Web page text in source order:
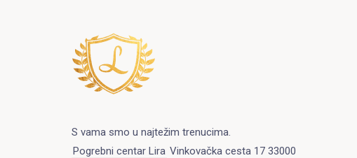
S vama smo u najtežim trenucima.
Pogrebni centar Lira Vinkovačka cesta 17 33000